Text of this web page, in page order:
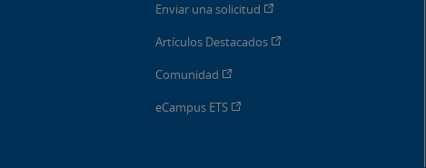
Enviar una solicitud
Artículos Destacados
Comunidad
eCampus ETS